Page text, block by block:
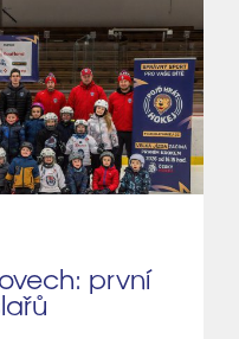
první